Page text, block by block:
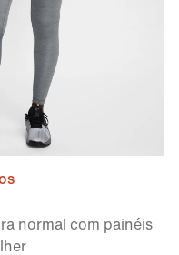
normal com painéis